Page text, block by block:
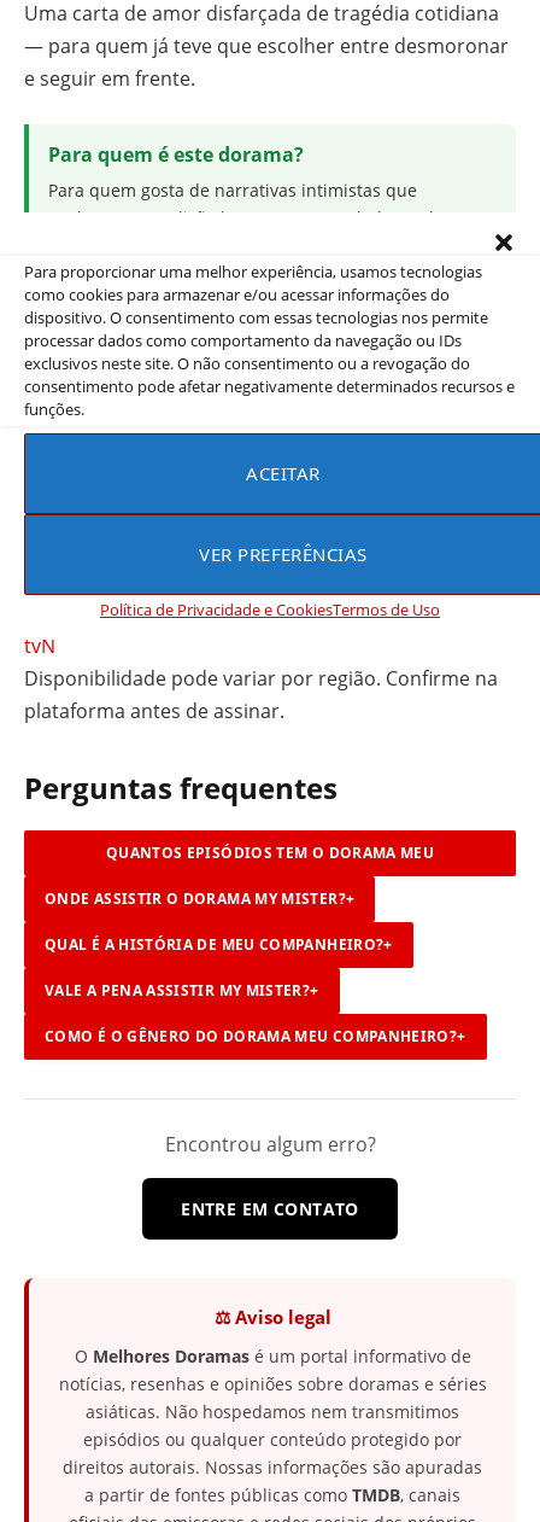
Para proporcionar uma melhor experiência, usamos tecnologias
como cookies para armazenar e/ou acessar informações do
dispositivo. O consentimento com essas tecnologias nos permite
processar dados como comportamento da navegação ou IDs
exclusivos neste site. O não consentimento ou a revogação do
consentimento pode afetar negativamente determinados recursos e
funções.
ACEITAR
VER PREFERÊNCIAS
Política de Privacidade e CookiesTermos de Uso
Uma carta de amor disfarçada de tragédia cotidiana
— para quem já teve que escolher entre desmoronar
e seguir em frente.
Para quem é este dorama?
Para quem gosta de narrativas intimistas que
exploram a condição humana sem melodrama barato:
nuançadas e roteiros que confiam na inteligência do
espectador, prepare-se para uma experiência
inesquecível.
Onde assistir Meu Companheiro
Meu Companheiro está sendo transmitida no Brasil
na plataforma tvN. Confira a disponibilidade e as
tvN
Disponibilidade pode variar por região. Confirme na
plataforma antes de assinar.
Perguntas frequentes
QUANTOS EPISÓDIOS TEM O DORAMA MEU
COMPANHEIRO?+
ONDE ASSISTIR O DORAMA MY MISTER?+
QUAL É A HISTÓRIA DE MEU COMPANHEIRO?+
VALE A PENA ASSISTIR MY MISTER?+
COMO É O GÊNERO DO DORAMA MEU COMPANHEIRO?+
Encontrou algum erro?
ENTRE EM CONTATO
⚖️ Aviso legal
O Melhores Doramasé um portal informativo de
notícias, resenhas e opiniões sobre doramas e séries
asiáticas. Não hospedamos nem transmitimos
episódios ou qualquer conteúdo protegido por
direitos autorais. Nossas informações são apuradas
a partir de fontes públicas como TMDB, canais